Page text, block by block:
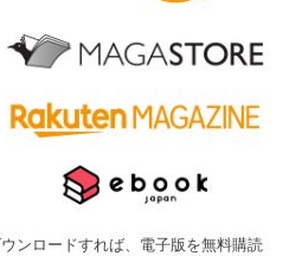
ンロードすれば、電子版を無料購読